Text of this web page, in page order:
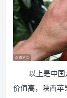
以上是中
价值高，陕西苹